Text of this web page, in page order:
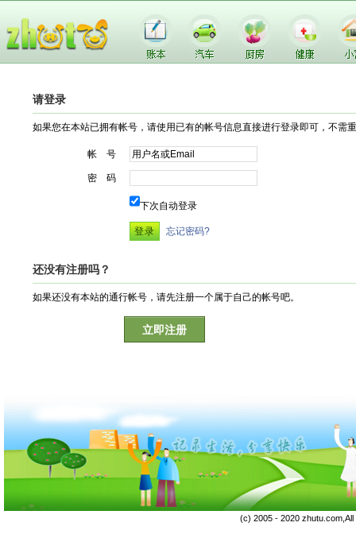
请登录
如果您在本站已拥有帐号，请使用已有的帐号信息直接进行登录即可，不需
帐 号
密 码
下次自动登录
忘记密码?
还没有注册吗？
如果还没有本站的通行帐号，请先注册一个属于自己的帐号吧。
立即注册
(c) 2005 - 2020